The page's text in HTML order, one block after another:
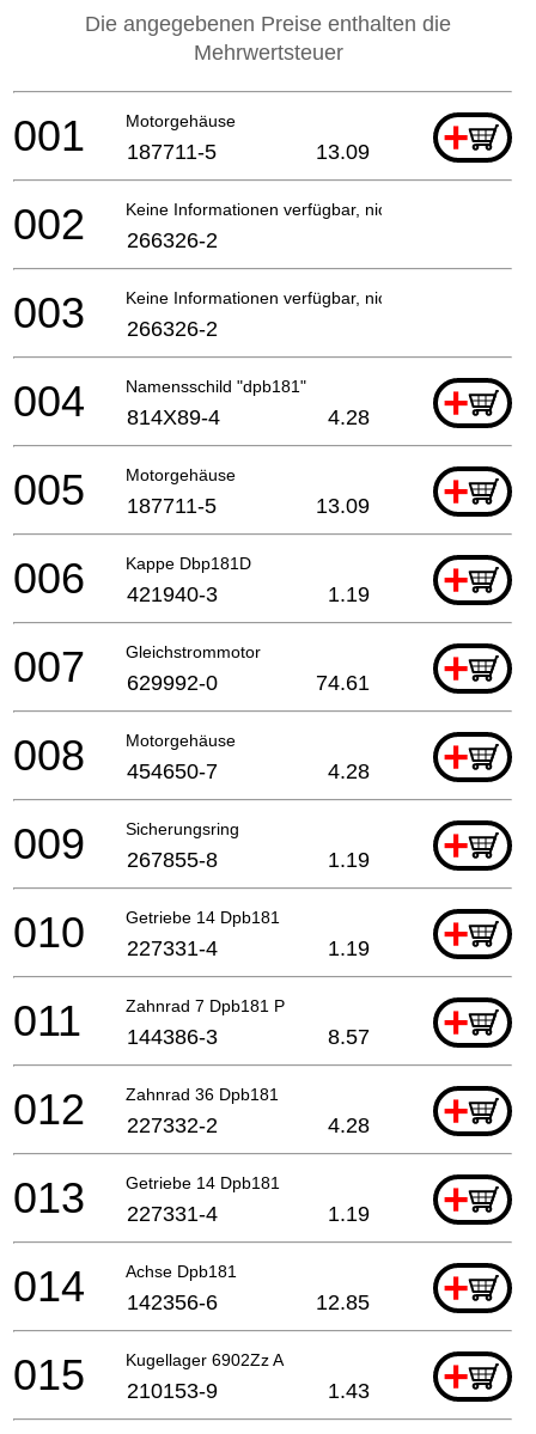
Die angegebenen Preise enthalten die
Mehrwertsteuer
Motorgehäuse +
001 187711-5 13.09
Keine Informationen verfügbar, nicht bestellbar
002 266326-2
Keine Informationen verfügbar, nicht bestellbar
003 266326-2
Namensschild "dpb181" +
004 814X89-4 4.28
Motorgehäuse +
005 187711-5 13.09
Kappe Dbp181D +
006 421940-3 1.19
Gleichstrommotor +
007 629992-0 74.61
Motorgehäuse +
008 454650-7 4.28
Sicherungsring +
009 267855-8 1.19
Getriebe 14 Dpb181 +
010 227331-4 1.19
Zahnrad 7 Dpb181 P +
011 144386-3 8.57
Zahnrad 36 Dpb181 +
012 227332-2 4.28
Getriebe 14 Dpb181 +
013 227331-4 1.19
Achse Dpb181 +
014 142356-6 12.85
Kugellager 6902Zz A +
015 210153-9 1.43